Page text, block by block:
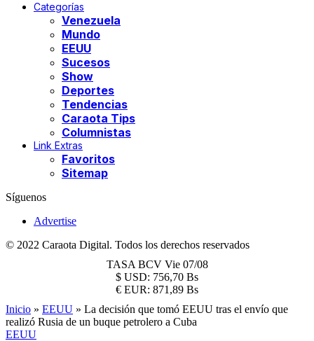
Categorías
Venezuela
Mundo
EEUU
Sucesos
Show
Deportes
Tendencias
Caraota Tips
Columnistas
Link Extras
Favoritos
Sitemap
Síguenos
Advertise
© 2022 Caraota Digital. Todos los derechos reservados
TASA BCV Vie 07/08
$ USD: 756,70 Bs
€ EUR: 871,89 Bs
Inicio » EEUU » La decisión que tomó EEUU tras el envío que
realizó Rusia de un buque petrolero a Cuba
EEUU